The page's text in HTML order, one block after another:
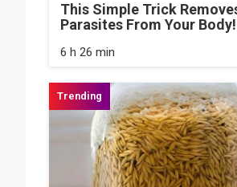
This Simple Trick
Parasites From Your Body!
6 h 26 min